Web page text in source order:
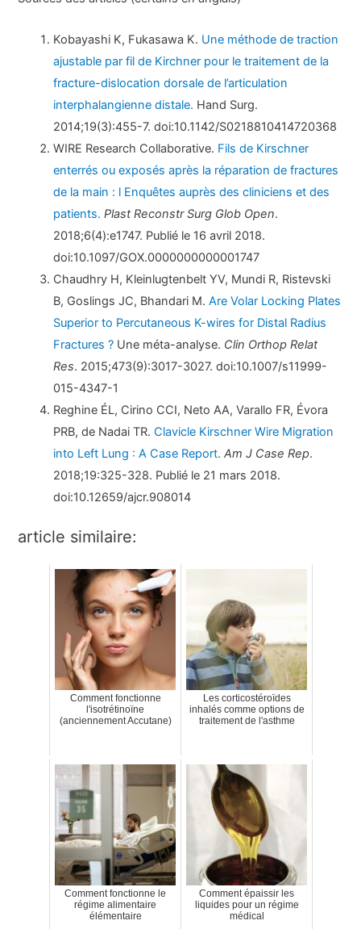
Kobayashi K, Fukasawa K. Une méthode de traction
ajustable par fil de Kirchner pour le traitement de la
fracture-dislocation dorsale de l’articulation
interphalangienne distale. Hand Surg.
2014;19(3):455-7. doi:10.1142/S0218810414720368
WIRE Research Collaborative. Fils de Kirschner
enterrés ou exposés après la réparation de fractures
de la main : l Enquêtes auprès des cliniciens et des
patients. Plast Reconstr Surg Glob Open.
2018;6(4):e1747. Publié le 16 avril 2018.
doi:10.1097/GOX.0000000000001747
Chaudhry H, Kleinlugtenbelt YV, Mundi R, Ristevski
B, Goslings JC, Bhandari M.Are Volar Locking Plates
Superior to Percutaneous K-wires for Distal Radius
Fractures ? Une méta-analyse. Clin Orthop Relat
Res. 2015;473(9):3017-3027. doi:10.1007/s11999-
015-4347-1
Reghine ÉL, Cirino CCI, Neto AA, Varallo FR, Évora
PRB, de Nadai TR.Clavicle Kirschner Wire Migration
into Left Lung : A Case Report. Am J Case Rep.
2018;19:325-328. Publié le 21 mars 2018.
doi:10.12659/ajcr.908014
article similaire:
Comment fonctionne
l'isotrétinoïne
(anciennement Accutane)
Les corticostéroïdes
inhalés comme options de
traitement de l'asthme
Comment fonctionne le
régime alimentaire
élémentaire
Comment épaissir les
liquides pour un régime
médical